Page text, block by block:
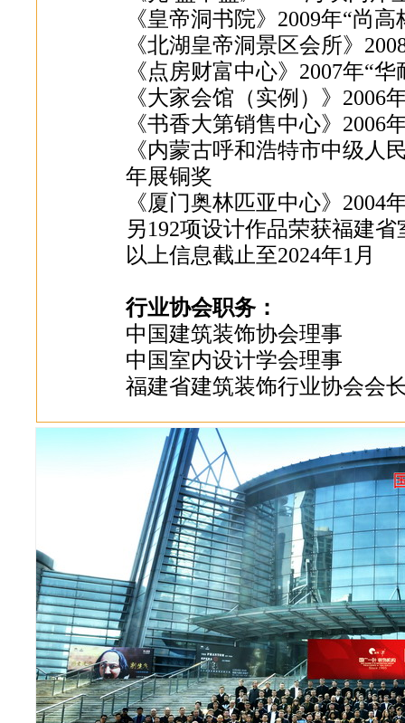
《皇帝洞书院》2009年“尚
《北湖皇帝洞景区会所》
《点房财富中心》2007年“
《大家会馆（实例）》
《书香大第销售中心》
《内蒙古呼和浩特市中级人
年展铜奖
《厦门奥林匹亚中心》
另192项设计作品荣获福建
以上信息截止至2024年1月
行业协会职务：
中国建筑装饰协会理事
中国室内设计学会理事
福建省建筑装饰行业协会会